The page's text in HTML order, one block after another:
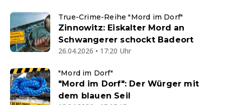
True-Crime-Reihe "Mord im Dorf"
Zinnowitz: Eiskalter Mord an
Schwangerer schockt Badeort
26.04.2026 • 17:20 Uhr
"Mord im Dorf"
"Mord im Dorf": Der Würger mit
dem blauen Seil